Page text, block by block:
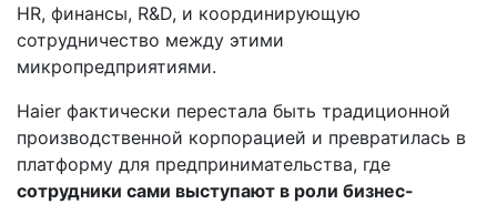
HR, финансы, R&D, и координирующую
сотрудничество между этими
микропредприятиями.
Haier фактически перестала быть традиционной
производственной корпорацией и превратилась в
платформу для предпринимательства, где
сотрудники сами выступают в роли бизнес-